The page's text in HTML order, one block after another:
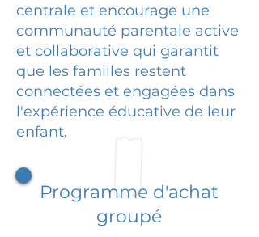
centrale et encourage une
communauté parentale active
et collaborative qui garantit
que les familles restent
connectées et engagées dans
l'expérience éducative de leur
enfant.
Programme d'achat
groupé